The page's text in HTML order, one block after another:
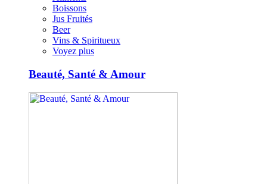
Boissons
Jus Fruités
Beer
Vins & Spiritueux
Voyez plus
Beauté, Santé & Amour